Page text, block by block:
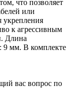
что позволяет
или
укрепления
к агрессивным
Длина
9 мм. В комплекте
вас вопрос по